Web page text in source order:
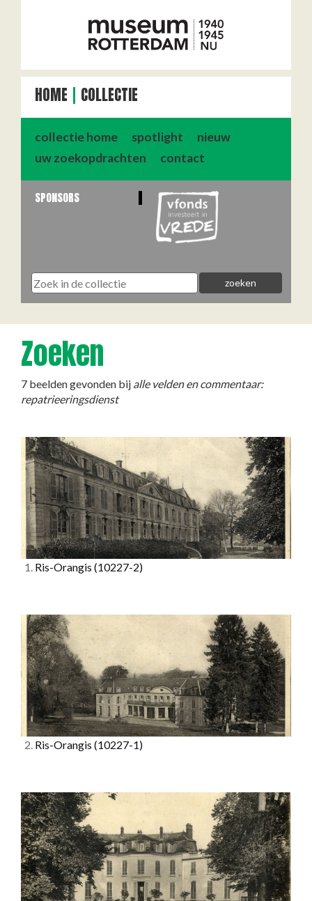
HOME COLLECTIE
collectie home spotlight
nieuw
uw zoekopdrachten
contact
SPONSORS
Zoeken
7 beelden gevonden bij alle velden en commentaar:
repatrieeringsdienst
1. Ris-Orangis (10227-2)
2. Ris-Orangis (10227-1)